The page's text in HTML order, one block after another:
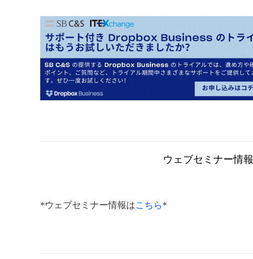
ウェブセミナー情報
*ウェブセミナー情報はこちら*